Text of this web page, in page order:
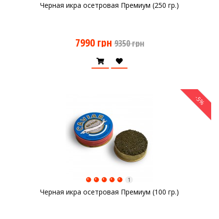
Черная икра осетровая Премиум (250 гр.)
7990 грн 9350 грн
-5%
Черная икра осетровая Премиум (100 гр.)
1